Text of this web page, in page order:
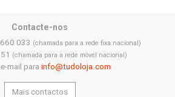
Contacte-nos
033 (chamada para a rede fixa nacional)
(chamada para a rede móvel nacional)
mail para info@tudoloja.com
Mais contactos